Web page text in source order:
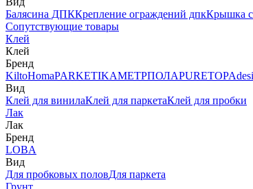
Балясина ДПККрепление ограждений дпкКрышка
Сопутствующие товары
Клей
Клей
Бренд
KiltoHomaPARKETIKAМЕТРПОЛАPURETOP
Вид
Клей для винилаКлей для паркетаКлей для пробки
Лак
Лак
Бренд
LOBA
Вид
Для пробковых половДля паркета
Грунт